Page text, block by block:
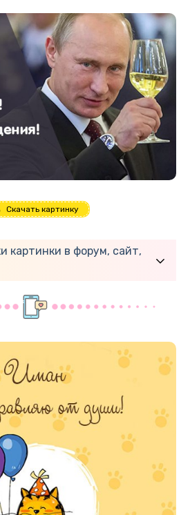
Скачать картинку
картинки в форум, сайт,